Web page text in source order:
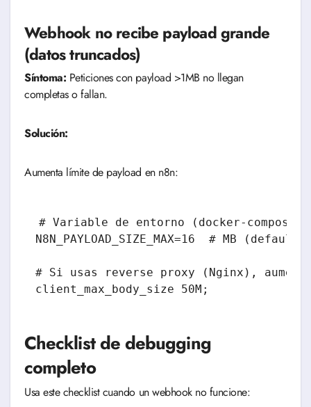
Webhook no recibe payload grande
(datos truncados)
Síntoma: Peticiones con payload >1MB no llegan
completas o fallan.
Solución:
Aumenta límite de payload en n8n:
# Variable de entorno (docker-
N8N_PAYLOAD_SIZE_MAX=16  # MB (default
# Si usas reverse proxy (Nginx),
Checklist de debugging
completo
Usa este checklist cuando un webhook no funcione: